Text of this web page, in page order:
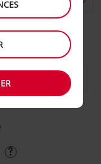
RETOUR